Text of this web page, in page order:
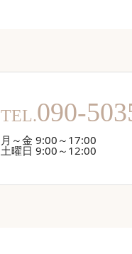
TEL.090-
月～金 9:00～17:00
土曜日 9:00～12:00